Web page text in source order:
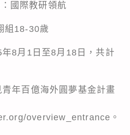
國際教研領航
組18-30歲
年8月1日至8月18日，共計
年百億海外圓夢基金計畫
overview_entrance 。